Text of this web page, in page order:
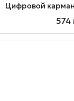
Цифровой
574